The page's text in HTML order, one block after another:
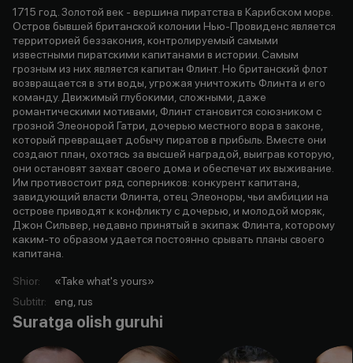
1715 год. Золотой век - вершина пиратства в Карибском море.
Остров бывшей британской колонии Нью-Провиденс является
территорией беззакония, контролируемый самыми
известными пиратскими капитанами в истории. Самым
грозным из них является капитан Флинт. Но британский флот
возвращается в эти воды, угрожая уничтожить Флинта и его
команду. Движимый глубокими, сложными, даже
романтическими мотивами, Флинт становится союзником с
грозной Элеонорой Гатри, дочерью местного вора в законе,
который превращает добычу пиратов в прибыль. Вместе они
создают план, охотясь за высшей наградой, выиграв которую,
они остановят захват своего дома и обеспечат их выживание.
Им противостоит ряд соперников: конкурент капитана,
завидующий власти Флинта, отец Элеоноры, чьи амбиции на
острове приводят к конфликту с дочерью, и молодой моряк,
Джон Сильвер, недавно принятый в экипаж Флинта, которому
каким-то образом удается постоянно срывать планы своего
капитана.
Shior:
«Take what's yours»
Subtitr: eng, rus
Suratga olish guruhi